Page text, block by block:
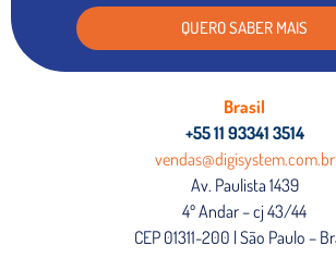
QUERO SABER MAIS
Brasil
+55 11 93341 3514
vendas@digisystem.com.br
Av. Paulista 1439
4º Andar – cj 43/44
CEP 01311-200 | São Paulo –